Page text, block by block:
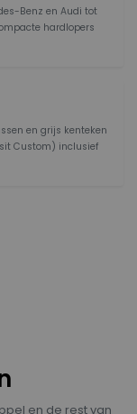
Benz en Audi tot
hardlopers
en grijs kenteken
Custom) inclusief
en de rest van